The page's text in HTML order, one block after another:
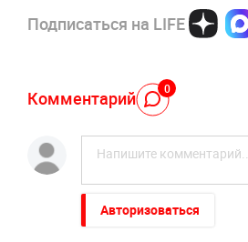
Подписаться на LIFE
Комментарий 0
Авторизоваться